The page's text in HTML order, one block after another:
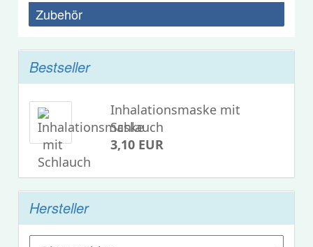
Zubehör
Bestseller
Inhalationsmaske mit
Schlauch
3,10 EUR
Hersteller